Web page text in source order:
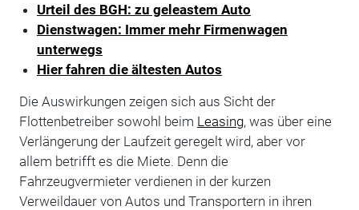
Urteil des BGH: zu geleastem Auto
Dienstwagen: Immer mehr Firmenwagen
unterwegs
Hier fahren die ältesten Autos
Die Auswirkungen zeigen sich aus Sicht der
Flottenbetreiber sowohl beim Leasing, was über eine
Verlängerung der Laufzeit geregelt wird, aber vor
allem betrifft es die Miete. Denn die
Fahrzeugvermieter verdienen in der kurzen
Verweildauer von Autos und Transportern in ihren